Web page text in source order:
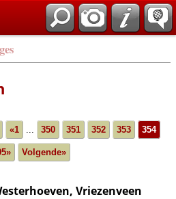
«1 ... 350 351 352 353 354
Volgende»
Vriezenveen